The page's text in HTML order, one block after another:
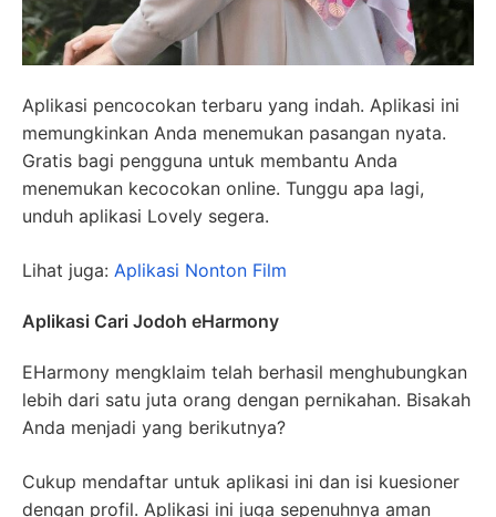
Aplikasi pencocokan terbaru yang indah. Aplikasi ini
memungkinkan Anda menemukan pasangan nyata.
Gratis bagi pengguna untuk membantu Anda
menemukan kecocokan online. Tunggu apa lagi,
unduh aplikasi Lovely segera.
Lihat juga: Aplikasi Nonton Film
Aplikasi Cari Jodoh eHarmony
EHarmony mengklaim telah berhasil menghubungkan
lebih dari satu juta orang dengan pernikahan. Bisakah
Anda menjadi yang berikutnya?
Cukup mendaftar untuk aplikasi ini dan isi kuesioner
dengan profil. Aplikasi ini juga sepenuhnya aman